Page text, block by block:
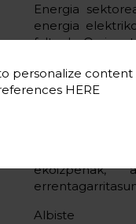
Energia
energia
falta da. Orain
kudeatu iturri
sektore
ekoizpenak,
personalize
HERE